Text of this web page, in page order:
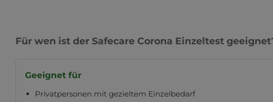
Für wen ist der Safecare Corona Einzeltest
Geeignet für
Privatpersonen mit gezieltem Einzelbedarf